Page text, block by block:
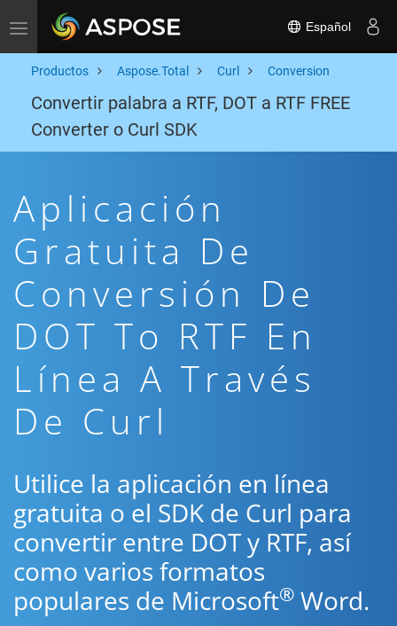
Toggle navigation Español
Productos Aspose.Total Curl Conversion
Convertir palabra a RTF, DOT a RTF FREE
Converter o Curl SDK
Aplicación
Gratuita De
Conversión De
DOT To RTF En
Línea A Través
De Curl
Utilice la aplicación en línea
gratuita o el SDK de Curl para
convertir entre DOT y RTF, así
como varios formatos
populares de Microsoft® Word.